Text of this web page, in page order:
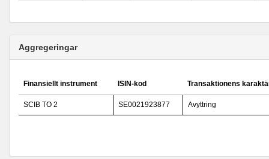
Aggregeringar
Finansiellt instrument ISIN-kod Transaktionens
SCIB TO 2 SE0021923877 Avyttring